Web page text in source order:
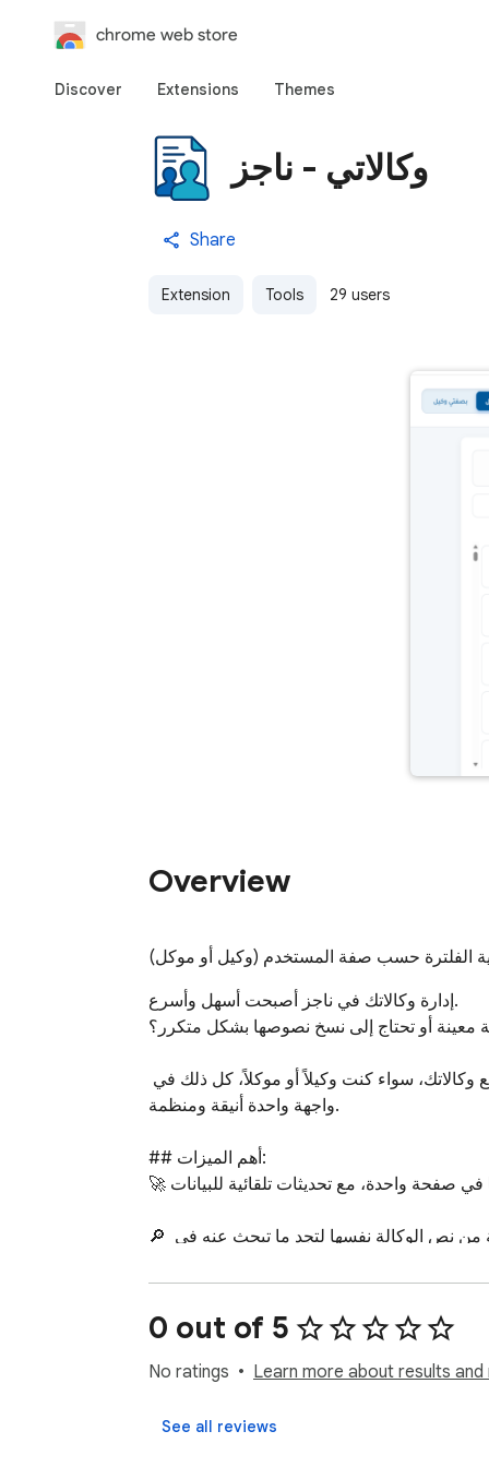
chrome web store
Discover Extensions Themes
وكالاتي - ناجز
Share
Extension Tools 29 users
Overview
إدارة وكالاتك في ناجز أصبحت أسهل وأسرع.
معينة أو تحتاج إلى نسخ نصوصها بشكل متكرر؟
واجهة واحدة أنيقة ومنظمة.
## أهم الميزات:
🚀 استعراض فوري: بمجرد فتح الإضافة، يتم جلب جميع وكالاتك وعرضها في صفحة واحدة، مع تحديثات تلقائية للبيانات.
🔎 بحث فوري وشامل: ابحث فوراً في جميع تفاصيل الوكالات. يمكنك البحث برقم الوكالة، اسم الطرف الآخر، أو حتى بكلمة من نص الوكالة نفسها لتجد ما تبحث عنه في
📄 تصدير احترافي إلى وورد (Word): الميزة الأهم للمختصين! بضغطة زر، قم بتصدير جميع وكالاتك السارية إلى ملف وورد (.docx) منسق واحترافي، حيث تكون كل
في صفحة مستقلة وجاهزة للطباعة أو الأرشفة.
بدون اتصال بالإنترنت.
0 out of 5
No ratings Learn more about results and
See all reviews